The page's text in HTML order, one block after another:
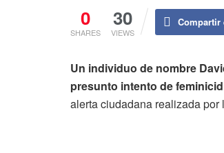
0
SHARES
30
VIEWS
Compartir
Un individuo de nombre
presunto intento de
alerta ciudadana realizada por